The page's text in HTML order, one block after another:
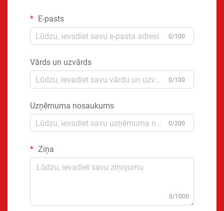
E-pasts
0/100
Vārds un uzvārds
0/100
Uzņēmuma nosaukums
0/200
Ziņa
0/1000